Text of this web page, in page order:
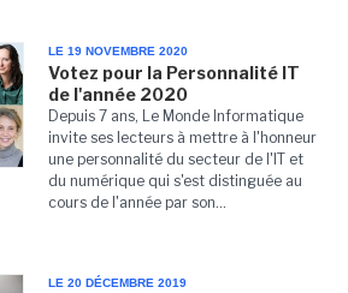
LE 19 NOVEMBRE 2020
Votez pour la Personnalité IT
de l'année 2020
Depuis 7 ans, Le Monde Informatique
invite ses lecteurs à mettre à l'honneur
une personnalité du secteur de l'IT et
du numérique qui s'est distinguée au
cours de l'année par son...
LE 20 DÉCEMBRE 2019